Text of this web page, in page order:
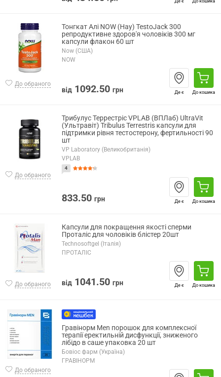
До обраного
Тонгкат Алі NOW (Нау) TestoJack 300
репродуктивне здоров'я чоловіків 300 мг
капсули флакон 60 шт
Now (США)
NOW
від 1092.50 грн Де є До кошика
До обраного
Трибулус Террестріс VPLAB (ВПЛаб) UltraVit
(Ультравіт) Tribulus Terrestris капсули для
підтримки рівня тестостерону, фертильності 90
шт
VP Laboratory (Великобританія)
VPLAB
4
833.50 грн Де є До кошика
До обраного
Капсули для покращення якості сперми
Проталіс для чоловіків блістер 20шт
Technosoftgel (Італія)
ПРОТАЛІС
від 1041.50 грн Де є До кошика
До обраного
Гравінорм Men порошок для комплексної
терапії еректильній дисфункції, зниженого
лібідо в саше упаковка 20 шт
Бовіос фарм (Україна)
ГРАВІНОРМ